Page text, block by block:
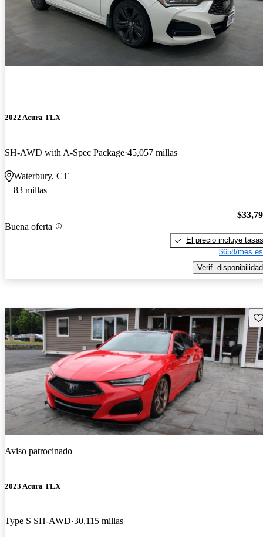
2022 Acura TLX
SH-AWD with A-Spec Package 45,057 millas
Waterbury, CT
83 millas
Buena oferta
El precio incluye tasas
$658/mes
Verif. disponibilidad
Aviso patrocinado
2023 Acura TLX
Type S SH-AWD 30,115 millas